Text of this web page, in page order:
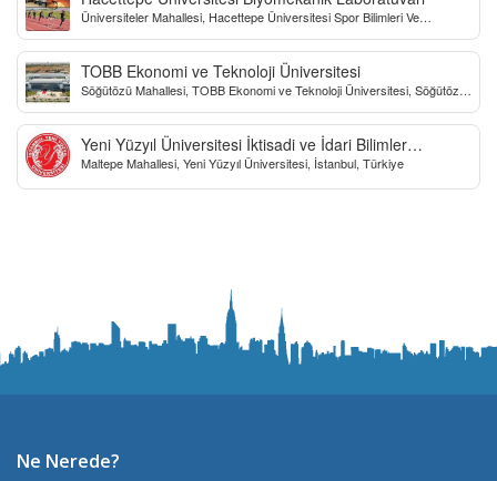
Üniversiteler Mahallesi, Hacettepe Üniversitesi Spor Bilimleri Ve
TOBB Ekonomi ve Teknoloji Üniversitesi
Söğütözü Mahallesi, TOBB Ekonomi ve Teknoloji Üniversitesi, Söğütözü
Yeni Yüzyıl Üniversitesi İktisadi ve İdari Bilimler
Fakültesi
Maltepe Mahallesi, Yeni Yüzyıl Üniversitesi, İstanbul, Türkiye
Ne Nerede?